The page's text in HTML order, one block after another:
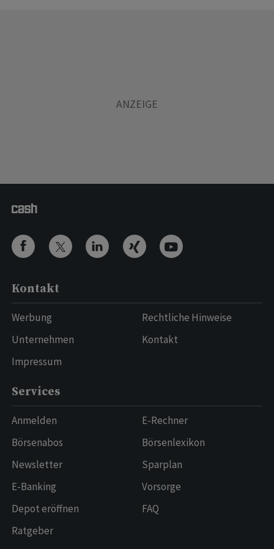
Kontakt
Werbung
Unternehmen
Impressum
Rechtliche Hinweise
Kontakt
Services
Anmelden
Börsenabos
Newsletter
E-Banking
Depot eröffnen
Ratgeber
E-Rechner
Börsenlexikon
Sparplan
Vorsorge
FAQ